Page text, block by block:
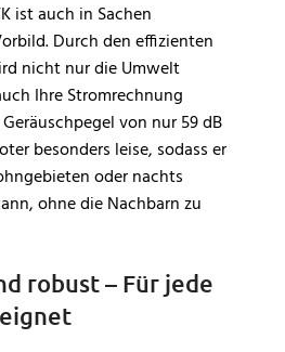
ist auch in Sachen
Durch den effizienten
nicht nur die Umwelt
Ihre Stromrechnung
von nur 59 dB
besonders leise, sodass er
oder nachts
ohne die Nachbarn zu
robust – Für jede